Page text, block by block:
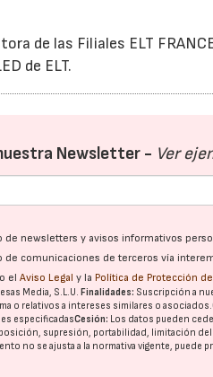
de las Filiales ELT
de ELT.
Newsletter - Ver
de newsletters y avisos informativos
de comunicaciones de terceros vía
elAviso Legal y la Política de Protección
Media, S.L.U. Finalidades: Suscripción a
o relativos a intereses similares o asociados.
especificadasCesión: Los datos pueden
supresión, portabilidad, limitación
no se ajusta a la normativa vigente, puede